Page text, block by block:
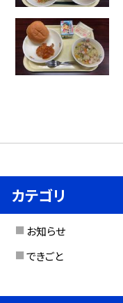
カテゴリ
お知らせ
できごと